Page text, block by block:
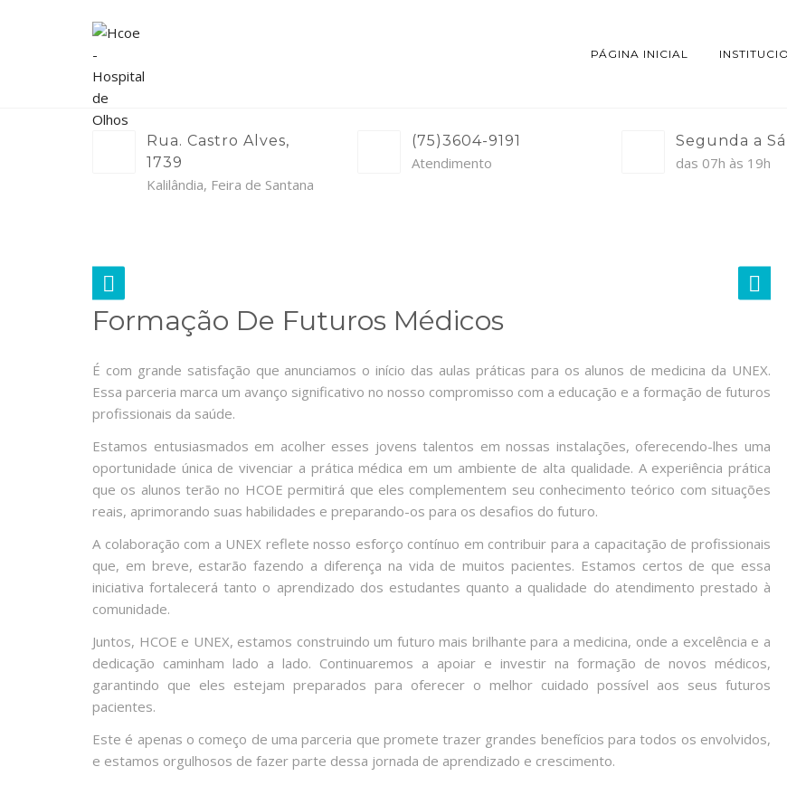
PÁGINA INICIAL
Rua. Castro Alves,
1739
Kalilândia, Feira de Santana
(75)3604-9191
Atendimento
Segunda a
das 07h às 19h
Formação De Futuros Médicos
É com grande satisfação que anunciamos o início das aulas práticas para os alunos de medicina da UNEX.
Essa parceria marca um avanço significativo no nosso compromisso com a educação e a formação de futuros
profissionais da saúde.
Estamos entusiasmados em acolher esses jovens talentos em nossas instalações, oferecendo-lhes uma
oportunidade única de vivenciar a prática médica em um ambiente de alta qualidade. A experiência prática
que os alunos terão no HCOE permitirá que eles complementem seu conhecimento teórico com situações
reais, aprimorando suas habilidades e preparando-os para os desafios do futuro.
A colaboração com a UNEX reflete nosso esforço contínuo em contribuir para a capacitação de profissionais
que, em breve, estarão fazendo a diferença na vida de muitos pacientes. Estamos certos de que essa
iniciativa fortalecerá tanto o aprendizado dos estudantes quanto a qualidade do atendimento prestado à
comunidade.
Juntos, HCOE e UNEX, estamos construindo um futuro mais brilhante para a medicina, onde a excelência e a
dedicação caminham lado a lado. Continuaremos a apoiar e investir na formação de novos médicos,
garantindo que eles estejam preparados para oferecer o melhor cuidado possível aos seus futuros
pacientes.
Este é apenas o começo de uma parceria que promete trazer grandes benefícios para todos os envolvidos,
e estamos orgulhosos de fazer parte dessa jornada de aprendizado e crescimento.